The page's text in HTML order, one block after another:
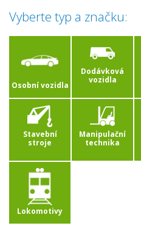
Vyberte typ a značku:
Osobní vozidla
Dodávková
vozidla
Stavební
stroje
Manipulační
technika
Lokomotivy